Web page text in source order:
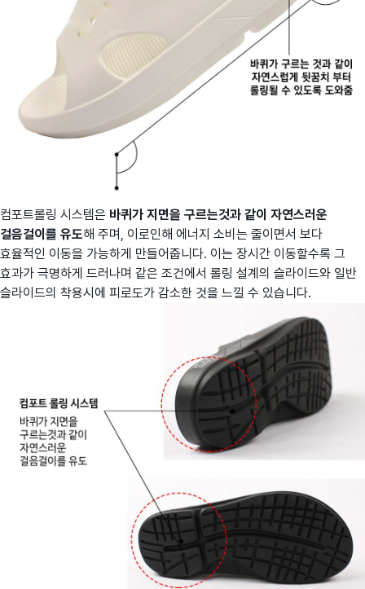
컴포트롤링 시스템은 바퀴가 지면을 구르는것과 같이 자연스러운
걸음걸이를 유도해 주며, 이로인해 에너지 소비는 줄이면서 보다
효율적인 이동을 가능하게 만들어줍니다. 이는 장시간 이동할수록 그
효과가 극명하게 드러나며 같은 조건에서 롤링 설계의 슬라이드와 일반
슬라이드의 착용시에 피로도가 감소한 것을 느낄 수 있습니다.